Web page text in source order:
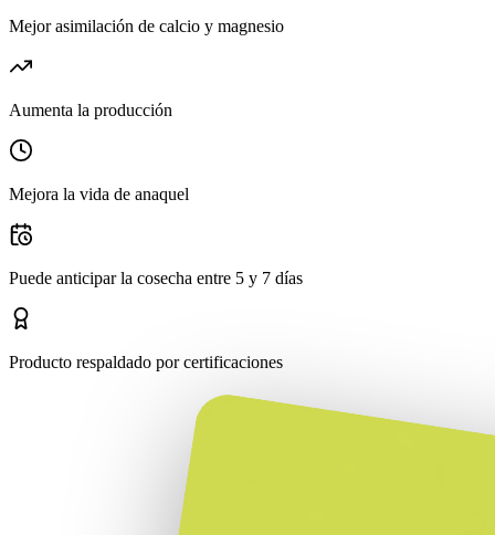
Mejor asimilación de calcio y magnesio
Aumenta la producción
Mejora la vida de anaquel
Puede anticipar la cosecha entre 5 y 7 días
Producto respaldado por certificaciones